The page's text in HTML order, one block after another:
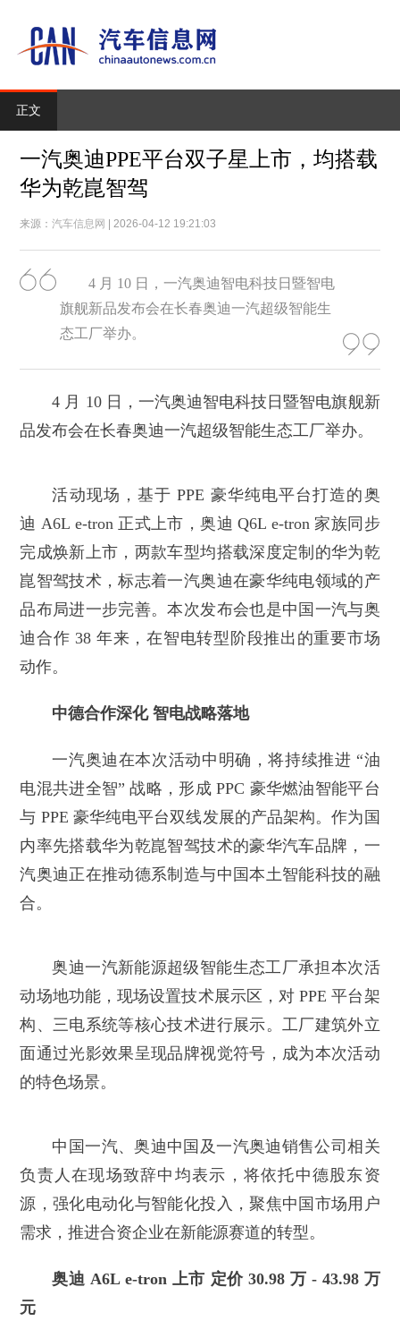
正文
一汽奥迪PPE平台双子星上市，均搭载
华为乾崑智驾
来源：汽车信息网 | 2026-04-12 19:21:03
4 月 10 日，一汽奥迪智电科技日暨智电
旗舰新品发布会在长春奥迪一汽超级智能生
态工厂举办。
4 月 10 日，一汽奥迪智电科技日暨智电旗舰新
品发布会在长春奥迪一汽超级智能生态工厂举办。
活动现场，基于 PPE 豪华纯电平台打造的奥
迪 A6L e-tron 正式上市，奥迪 Q6L e-tron 家族同步
完成焕新上市，两款车型均搭载深度定制的华为乾
崑智驾技术，标志着一汽奥迪在豪华纯电领域的产
品布局进一步完善。本次发布会也是中国一汽与奥
迪合作 38 年来，在智电转型阶段推出的重要市场
动作。
中德合作深化 智电战略落地
一汽奥迪在本次活动中明确，将持续推进 “油
电混共进全智” 战略，形成 PPC 豪华燃油智能平台
与 PPE 豪华纯电平台双线发展的产品架构。作为国
内率先搭载华为乾崑智驾技术的豪华汽车品牌，一
汽奥迪正在推动德系制造与中国本土智能科技的融
合。
奥迪一汽新能源超级智能生态工厂承担本次活
动场地功能，现场设置技术展示区，对 PPE 平台架
构、三电系统等核心技术进行展示。工厂建筑外立
面通过光影效果呈现品牌视觉符号，成为本次活动
的特色场景。
中国一汽、奥迪中国及一汽奥迪销售公司相关
负责人在现场致辞中均表示，将依托中德股东资
源，强化电动化与智能化投入，聚焦中国市场用户
需求，推进合资企业在新能源赛道的转型。
奥迪 A6L e-tron 上市 定价 30.98 万 - 43.98 万
元